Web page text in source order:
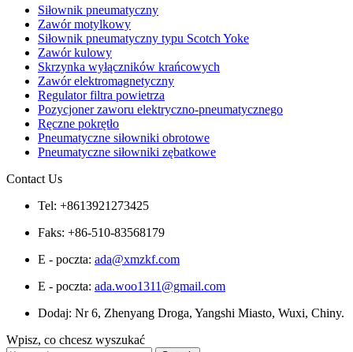
Siłownik pneumatyczny
Zawór motylkowy
Siłownik pneumatyczny typu Scotch Yoke
Zawór kulowy
Skrzynka wyłączników krańcowych
Zawór elektromagnetyczny
Regulator filtra powietrza
Pozycjoner zaworu elektryczno-pneumatycznego
Ręczne pokrętło
Pneumatyczne siłowniki obrotowe
Pneumatyczne siłowniki zębatkowe
Contact Us
Tel: +8613921273425
Faks: +86-510-83568179
E - poczta: ada@xmzkf.com
E - poczta: ada.woo1311@gmail.com
Dodaj: Nr 6, Zhenyang Droga, Yangshi Miasto, Wuxi, Chiny.
Wpisz, co chcesz wyszukać